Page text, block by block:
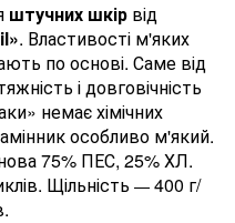
штучних шкірвід
. Властивості м'яких
по основі. Саме від
і довговічність
немає хімічних
особливо м'який.
75% ПЕС, 25% ХЛ.
Щільність —400 г/